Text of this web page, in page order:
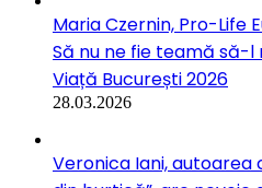
Maria Czernin, Pro-Life
Să nu ne fie teamă să-
Viață București 2026
28.03.2026
Veronica Iani, autoarea